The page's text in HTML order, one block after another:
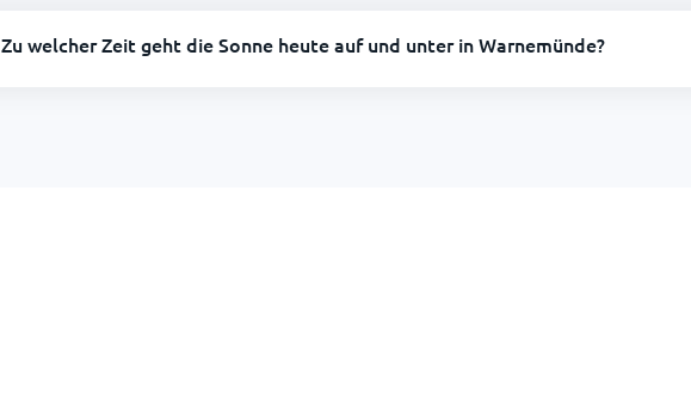
Zu welcher Zeit geht die Sonne heute auf und unter in Warnemünde?